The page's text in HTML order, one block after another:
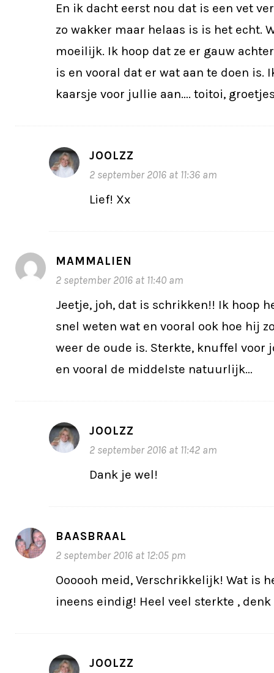
En ik dacht eerst nou dat is een vet
zo wakker maar helaas is is het echt.
moeilijk. Ik hoop dat ze er gauw
is en vooral dat er wat aan te doen is.
kaarsje voor jullie aan…. toitoi,
JOOLZZ
2 september 2016 at 11:36 am
Lief! Xx
MAMMALIEN
2 september 2016 at 11:40 am
Jeetje, joh, dat is schrikken!! Ik hoop
snel weten wat en vooral ook hoe hij
weer de oude is. Sterkte, knuffel voor
en vooral de middelste natuurlijk…
JOOLZZ
2 september 2016 at 11:42 am
Dank je wel!
BAASBRAAL
2 september 2016 at 12:05 pm
Oooooh meid, Verschrikkelijk! Wat is
ineens eindig! Heel veel sterkte , denk
JOOLZZ